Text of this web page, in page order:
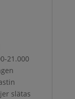
21.000
slätas